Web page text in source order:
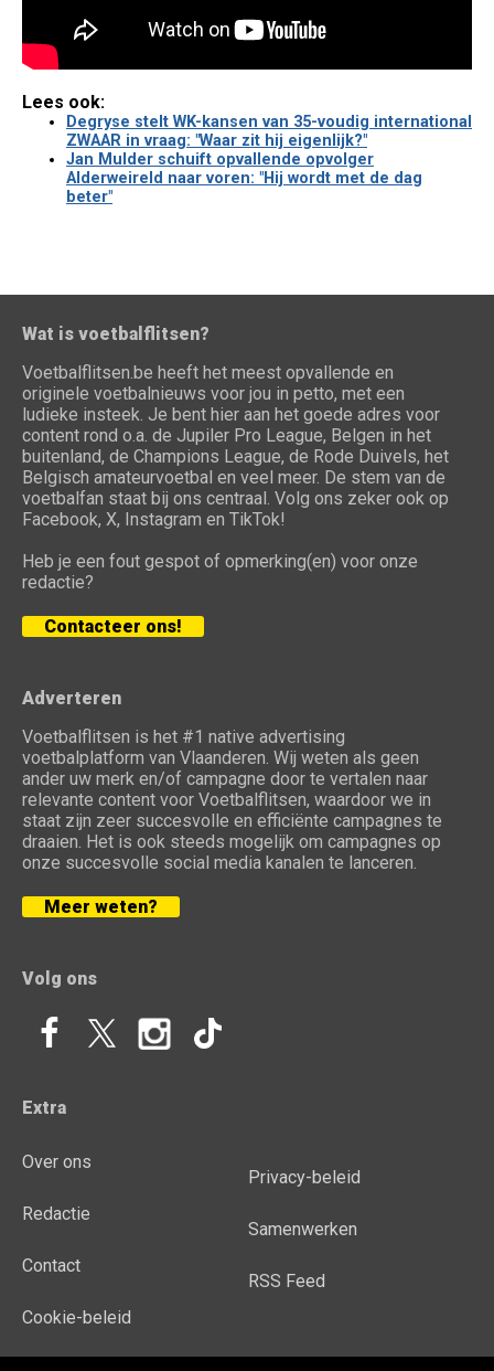
Lees ook:
Degryse stelt WK-kansen van 35-voudig international
ZWAAR in vraag: "Waar zit hij eigenlijk?"
Jan Mulder schuift opvallende opvolger
Alderweireld naar voren: "Hij wordt met de dag
beter"
Wat is voetbalflitsen?
Voetbalflitsen.be heeft het meest opvallende en
originele voetbalnieuws voor jou in petto, met een
ludieke insteek. Je bent hier aan het goede adres voor
content rond o.a. de Jupiler Pro League, Belgen in het
buitenland, de Champions League, de Rode Duivels, het
Belgisch amateurvoetbal en veel meer. De stem van de
voetbalfan staat bij ons centraal. Volg ons zeker ook op
Facebook, X, Instagram en TikTok!
Heb je een fout gespot of opmerking(en) voor onze
redactie?
Contacteer ons!
Adverteren
Voetbalflitsen is het #1 native advertising
voetbalplatform van Vlaanderen. Wij weten als geen
ander uw merk en/of campagne door te vertalen naar
relevante content voor Voetbalflitsen, waardoor we in
staat zijn zeer succesvolle en efficiënte campagnes te
draaien. Het is ook steeds mogelijk om campagnes op
onze succesvolle social media kanalen te lanceren.
Meer weten?
Volg ons
Extra
Over ons
Redactie
Contact
Cookie-beleid
Privacy-beleid
Samenwerken
RSS Feed